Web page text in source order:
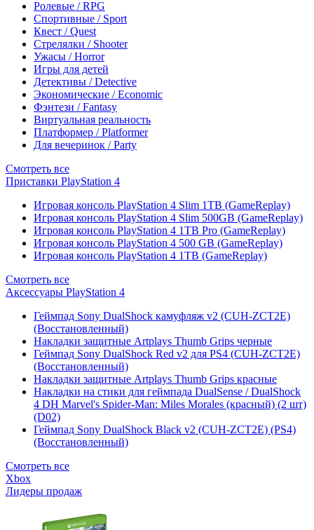
Ролевые / RPG
Спортивные / Sport
Квест / Quest
Стрелялки / Shooter
Ужасы / Horror
Игры для детей
Детективы / Detective
Экономические / Economic
Фэнтези / Fantasy
Виртуальная реальность
Платформер / Platformer
Для вечеринок / Party
Смотреть все
Приставки PlayStation 4
Игровая консоль PlayStation 4 Slim 1TB (GameReplay)
Игровая консоль PlayStation 4 Slim 500GB (GameReplay)
Игровая консоль PlayStation 4 1TB Pro (GameReplay)
Игровая консоль PlayStation 4 500 GB (GameReplay)
Игровая консоль PlayStation 4 1TB (GameReplay)
Смотреть все
Аксессуары PlayStation 4
Геймпад Sony DualShock камуфляж v2 (CUH-ZCT2E)
(Восстановленный)
Накладки защитные Artplays Thumb Grips черные
Геймпад Sony DualShock Red v2 для PS4 (CUH-ZCT2E)
(Восстановленный)
Накладки защитные Artplays Thumb Grips красные
Накладки на стики для геймпада DualSense / DualShock
4 DH Marvel's Spider-Man: Miles Morales (красный) (2 шт)
(D02)
Геймпад Sony DualShock Black v2 (CUH-ZCT2E) (PS4)
(Восстановленный)
Смотреть все
Xbox
Лидеры продаж